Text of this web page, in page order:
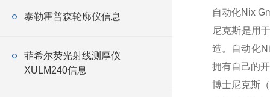
泰勒霍普森轮廓仪信息
菲希尔荧光射线测厚仪
XULM240信息
自动化Nix
尼克斯是用
造。自动化
拥有自己的
博士尼克斯